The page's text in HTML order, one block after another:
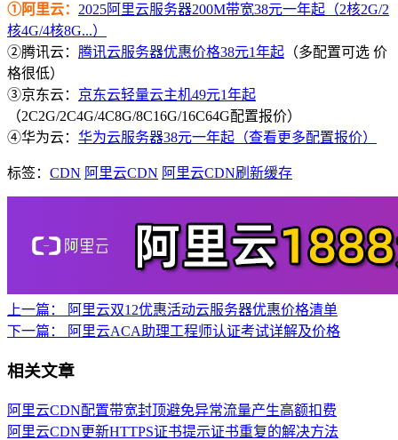
①阿里云： 2025阿里云服务器200M带宽38元一年起（2核2G/2
核4G/4核8G...）
②腾讯云： 腾讯云服务器优惠价格38元1年起 （多配置可选 价
格很低）
③京东云： 京东云轻量云主机49元1年起
（2C2G/2C4G/4C8G/8C16G/16C64G配置报价）
④华为云： 华为云服务器38元一年起（查看更多配置报价）
标签： CDN 阿里云CDN 阿里云CDN刷新缓存
上一篇：
阿里云双12优惠活动云服务器优惠价格清单
下一篇：
阿里云ACA助理工程师认证考试详解及价格
相关文章
阿里云CDN配置带宽封顶避免异常流量产生高额扣费
阿里云CDN更新HTTPS证书提示证书重复的解决方法